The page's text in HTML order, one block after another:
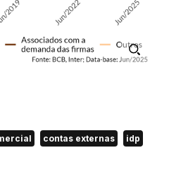
contas externas idp